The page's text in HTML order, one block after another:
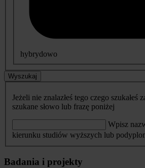
hybrydowo
Wyszukaj
Jeżeli nie znalazłeś tego czego szukałeś
szukane słowo lub frazę poniżej
Wpisz
kierunku studiów wyższych lub
Badania i projekty